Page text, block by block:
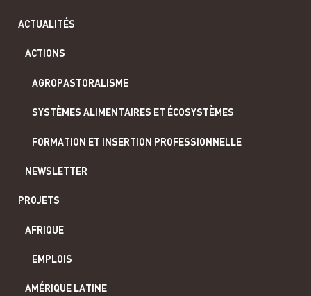
ACTUALITÉS
ACTIONS
AGROPASTORALISME
SYSTÈMES ALIMENTAIRES ET ÉCOSYSTÈMES
FORMATION ET INSERTION PROFESSIONNELLE
NEWSLETTER
PROJETS
AFRIQUE
EMPLOIS
AMÉRIQUE LATINE